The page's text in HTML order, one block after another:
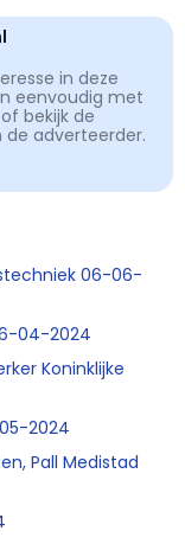
in deze
eenvoudig met
bekijk de
adverteerder.
06-06-
04-2024
Koninklijke
2024
Pall Medistad